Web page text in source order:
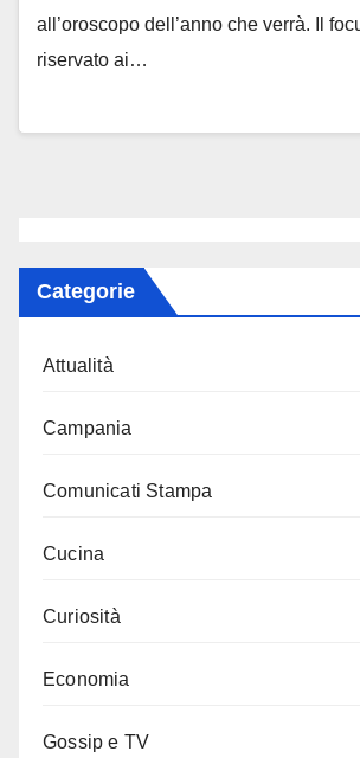
all’oroscopo dell’anno che verrà. Il
riservato ai…
Categorie
Attualità
Campania
Comunicati Stampa
Cucina
Curiosità
Economia
Gossip e TV